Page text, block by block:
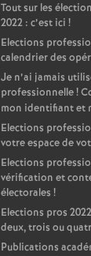
Tout sur les
2022 : c’est ici !
Elections
calendrier des
Je n’ai jamais
professionnelle!
mon identifiant et
Elections
votre espace de
Elections
vérification et
électorales !
Elections pros
deux, trois ou
Publications